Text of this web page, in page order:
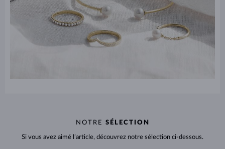
NOTRE SÉLECTION
Si vous avez aimé l’article, découvrez notre sélection ci-dessous.